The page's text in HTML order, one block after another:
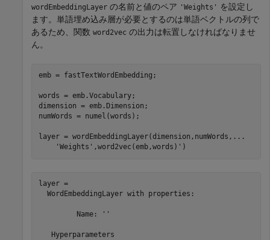
wordEmbeddingLayer の名前と値のペア 'Weights'
を設定し
ます。単語埋め込み層が必要とするのは単語ベクトルの列で
あるため、関数 word2vec の出力は転置しなければなりませ
ん。
emb = fastTextWordEmbedding;
words = emb.Vocabulary;
dimension = emb.Dimension;
numWords = numel(words);
layer = wordEmbeddingLayer(dimension,numWords, ...
'Weights' ,word2vec(emb,words)')
layer =
  WordEmbeddingLayer with properties:
         Name: ''
   Hyperparameters